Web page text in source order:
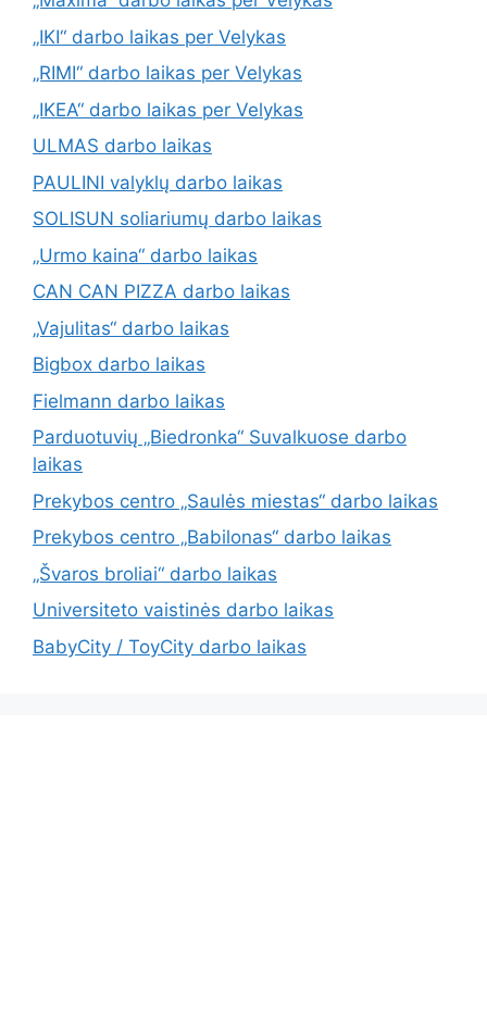
„IKI“ darbo laikas per Velykas
„RIMI“ darbo laikas per Velykas
„IKEA“ darbo laikas per Velykas
ULMAS darbo laikas
PAULINI valyklų darbo laikas
SOLISUN soliariumų darbo laikas
„Urmo kaina“ darbo laikas
CAN CAN PIZZA darbo laikas
„Vajulitas“ darbo laikas
Bigbox darbo laikas
Fielmann darbo laikas
Parduotuvių „Biedronka“ Suvalkuose darbo
laikas
Prekybos centro „Saulės miestas“ darbo laikas
Prekybos centro „Babilonas“ darbo laikas
„Švaros broliai“ darbo laikas
Universiteto vaistinės darbo laikas
BabyCity / ToyCity darbo laikas